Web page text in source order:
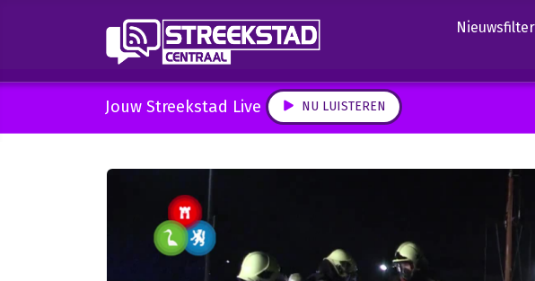
Nieuwsfilter
Jouw Streekstad Live NU LUISTEREN